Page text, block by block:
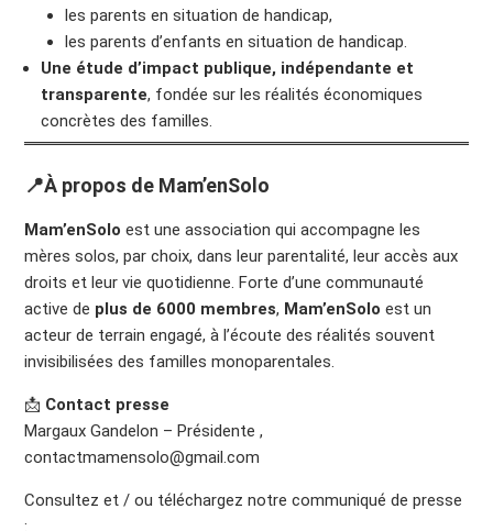
les parents en situation de handicap,
les parents d’enfants en situation de handicap.
Une étude d’impact publique, indépendante et
transparente, fondée sur les réalités économiques
concrètes des familles.
📍À propos de Mam’enSolo
Mam’enSolo est une association qui accompagne les
mères solos, par choix, dans leur parentalité, leur accès aux
droits et leur vie quotidienne. Forte d’une communauté
active de plus de 6000 membres, Mam’enSolo est un
acteur de terrain engagé, à l’écoute des réalités souvent
invisibilisées des familles monoparentales.
📩 Contact presse
Margaux Gandelon – Présidente ,
contactmamensolo@gmail.com
Consultez et / ou téléchargez notre communiqué de presse
: